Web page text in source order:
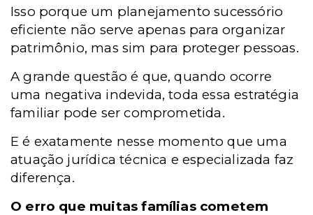
Isso porque um planejamento sucessório
eficiente não serve apenas para organizar
patrimônio, mas sim para proteger pessoas.
A grande questão é que, quando ocorre
uma negativa indevida, toda essa estratégia
familiar pode ser comprometida.
E é exatamente nesse momento que uma
atuação jurídica técnica e especializada faz
diferença.
O erro que muitas famílias cometem